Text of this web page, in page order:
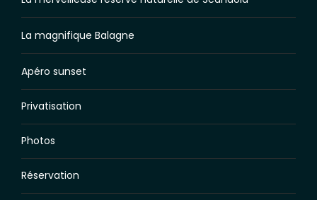
La magnifique Balagne
Apéro sunset
Privatisation
Photos
Réservation